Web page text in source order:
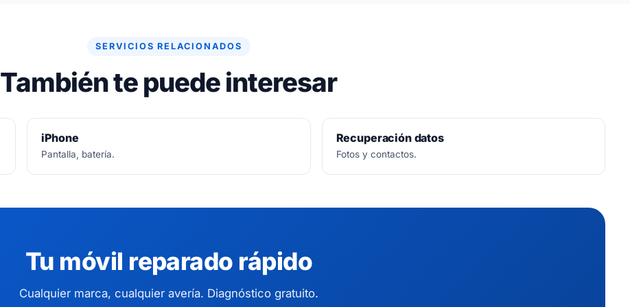
SERVICIOS RELACIONADOS
También te puede interesar
iPhone
Pantalla, batería.
Recuperación datos
Fotos y contactos.
Tu móvil reparado rápido
Cualquier marca, cualquier avería. Diagnóstico gratuito.